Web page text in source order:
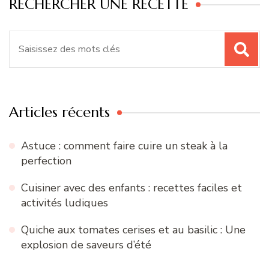
RECHERCHER UNE RECETTE
Articles récents
Astuce : comment faire cuire un steak à la
perfection
Cuisiner avec des enfants : recettes faciles et
activités ludiques
Quiche aux tomates cerises et au basilic : Une
explosion de saveurs d’été